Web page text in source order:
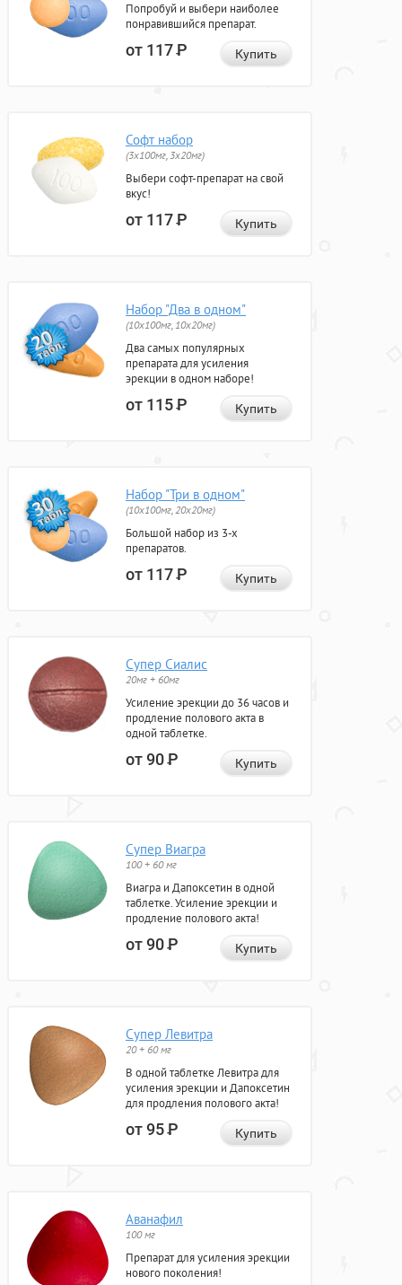
Попробуй и выбери наиболее
понравившийся препарат.
от 117Р Купить
Софт набор
(3x100мг, 3x20мг)
Выбери софт-препарат на свой
вкус!
от 117Р Купить
Набор "Два в одном"
(10x100мг, 10x20мг)
Два самых популярных
препарата для усиления
эрекции в одном наборе!
от 115Р Купить
Набор "Три в одном"
(10x100мг, 20x20мг)
Большой набор из 3-х
препаратов.
от 117Р Купить
Супер Сиалис
20мг + 60мг
Усиление эрекции до 36 часов и
продление полового акта в
одной таблетке.
от 90Р Купить
Супер Виагра
100 + 60 мг
Виагра и Дапоксетин в одной
таблетке. Усиление эрекции и
продление полового акта!
от 90Р Купить
Супер Левитра
20 + 60 мг
В одной таблетке Левитра для
усиления эрекции и Дапоксетин
для продления полового акта!
от 95Р Купить
Аванафил
100 мг
Препарат для усиления эрекции
нового поколения!